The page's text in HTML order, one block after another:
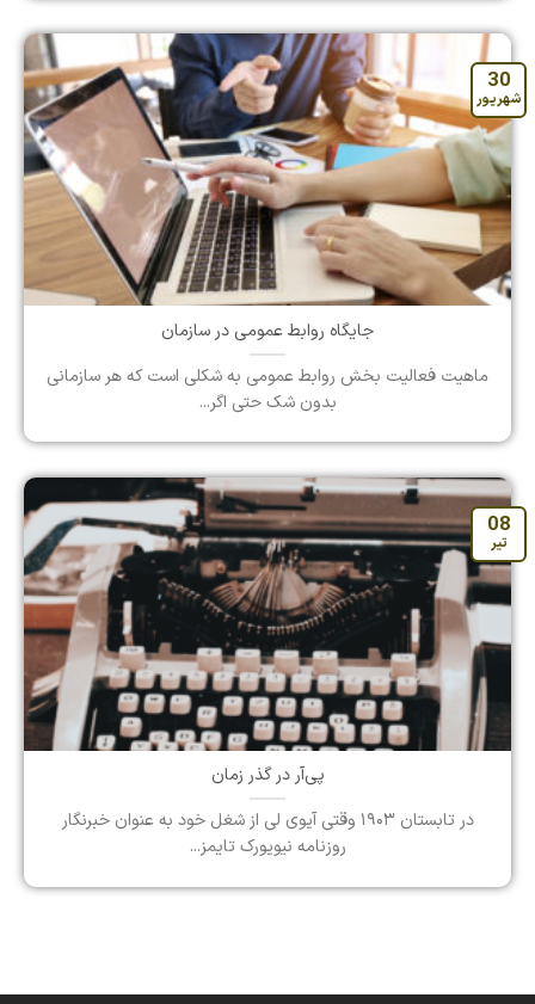
جایگاه روابط عمومی در سازمان
ماهیت فعالیت‌ بخش روابط عمومی به شکلی است که هر سازمانی
بدون شک حتی اگر...
30
شهریور
پی‌آر در گذر زمان
در تابستان ۱۹۰۳ وقتی آیوی لی از شغل خود به عنوان خبرنگار
روزنامه نیویورک تایمز...
08
تیر